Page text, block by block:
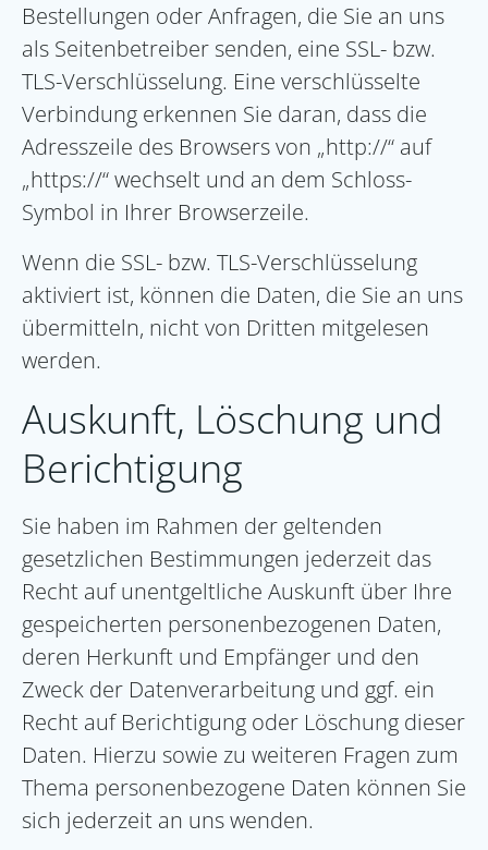
Bestellungen oder Anfragen, die Sie an uns
als Seitenbetreiber senden, eine SSL- bzw.
TLS-Verschlüsselung. Eine verschlüsselte
Verbindung erkennen Sie daran, dass die
Adresszeile des Browsers von „http://“ auf
„https://“ wechselt und an dem Schloss-
Symbol in Ihrer Browserzeile.
Wenn die SSL- bzw. TLS-Verschlüsselung
aktiviert ist, können die Daten, die Sie an uns
übermitteln, nicht von Dritten mitgelesen
werden.
Auskunft, Löschung und
Berichtigung
Sie haben im Rahmen der geltenden
gesetzlichen Bestimmungen jederzeit das
Recht auf unentgeltliche Auskunft über Ihre
gespeicherten personenbezogenen Daten,
deren Herkunft und Empfänger und den
Zweck der Datenverarbeitung und ggf. ein
Recht auf Berichtigung oder Löschung dieser
Daten. Hierzu sowie zu weiteren Fragen zum
Thema personenbezogene Daten können Sie
sich jederzeit an uns wenden.